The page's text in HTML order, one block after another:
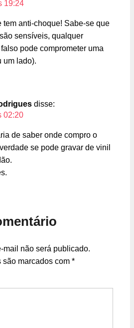
19:24
tem anti-choque! Sabe-se que
sensíveis, qualquer
pode comprometer uma
um lado).
disse:
02:20
de saber onde compro o
se pode gravar de vinil
mail não será publicado.
marcados com *